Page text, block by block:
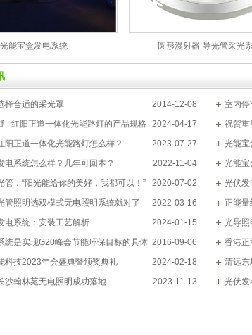
光能宝盒发电系统 圆形漫射器-导光管采光
2014-12-08
择合适的采光罩
室内停
2024-04-17
| 红阳正道一体化光能路灯的产品规格
祝贺重
2023-07-27
阳正道一体化光能路灯怎么样？
光能宝
烦恼
2022-11-04
电系统怎么样？几年可回本？
光能宝
2020-07-02
管：“阳光能给你的美好，我都可以！”
光伏发
2022-03-16
管照明选双模式无电照明系统就对了
正能量
持
2024-01-15
电系统：安装工艺解析
光导照
2016-09-06
统是实现G20峰会节能环保目标的具体
香港正
级绿色建
2024-02-18
科技2023年会盛典暨颁奖典礼
清远东
2023-11-13
沙翰林苑无电照明成功落地 光伏发